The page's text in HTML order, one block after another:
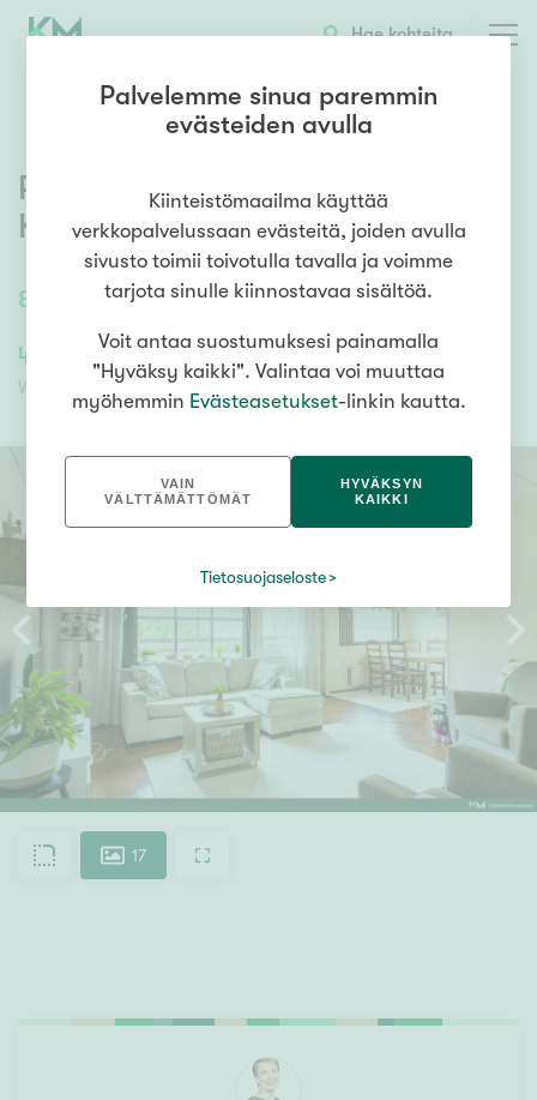
Hae kohteita
84,5 /84,5 m² 3h, k, s
Peltotie 2,Kangasniemi,
Kangasniemi
40 000,00 €
Velaton hinta
22 023,46 €
17
Palvelemme sinua paremmin
evästeiden avulla
Kiinteistömaailma käyttää
verkkopalvelussaan evästeitä, joiden avulla
sivusto toimii toivotulla tavalla ja voimme
tarjota sinulle kiinnostavaa sisältöä.
Voit antaa suostumuksesi painamalla
"Hyväksy kaikki". Valintaa voi muuttaa
myöhemmin Evästeasetukset-linkin kautta.
VAIN
VÄLTTÄMÄTTÖMÄT
HYVÄKSYN
KAIKKI
Tietosuojaseloste